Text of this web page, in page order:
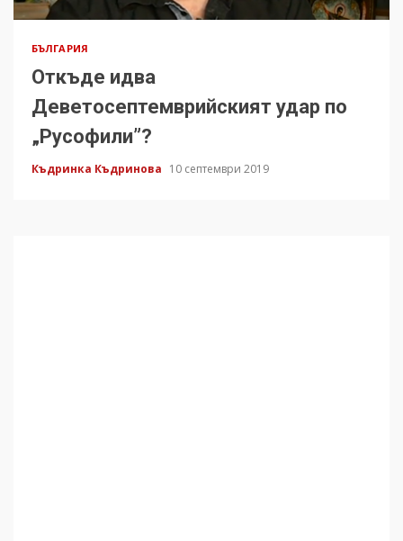
БЪЛГАРИЯ
Откъде идва
Деветосептемврийският удар по
„Русофили”?
Къдринка Къдринова 10 септември 2019